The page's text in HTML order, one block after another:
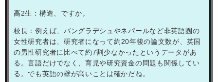
高2生：構造、ですか。
校長：例えば、バングラデシュやネパールなど非英語圏の
女性研究者は、研究者になって約20年後の論文数が、英国
の男性研究者に比べて約7割少なかったというデータがあ
る。言語だけでなく、育児や研究資金の問題も関係してい
る。でも英語の壁が高いことは確かだね。